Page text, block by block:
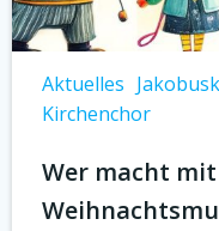
Aktuelles
Kirchenchor
Wer macht